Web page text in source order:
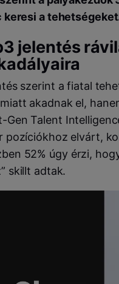
keresi a
jelentés
szerint a fiatal
akadnak el,
Gen Talent
pozíciókhoz elvárt,
52% úgy érzi,
skillt adtak.